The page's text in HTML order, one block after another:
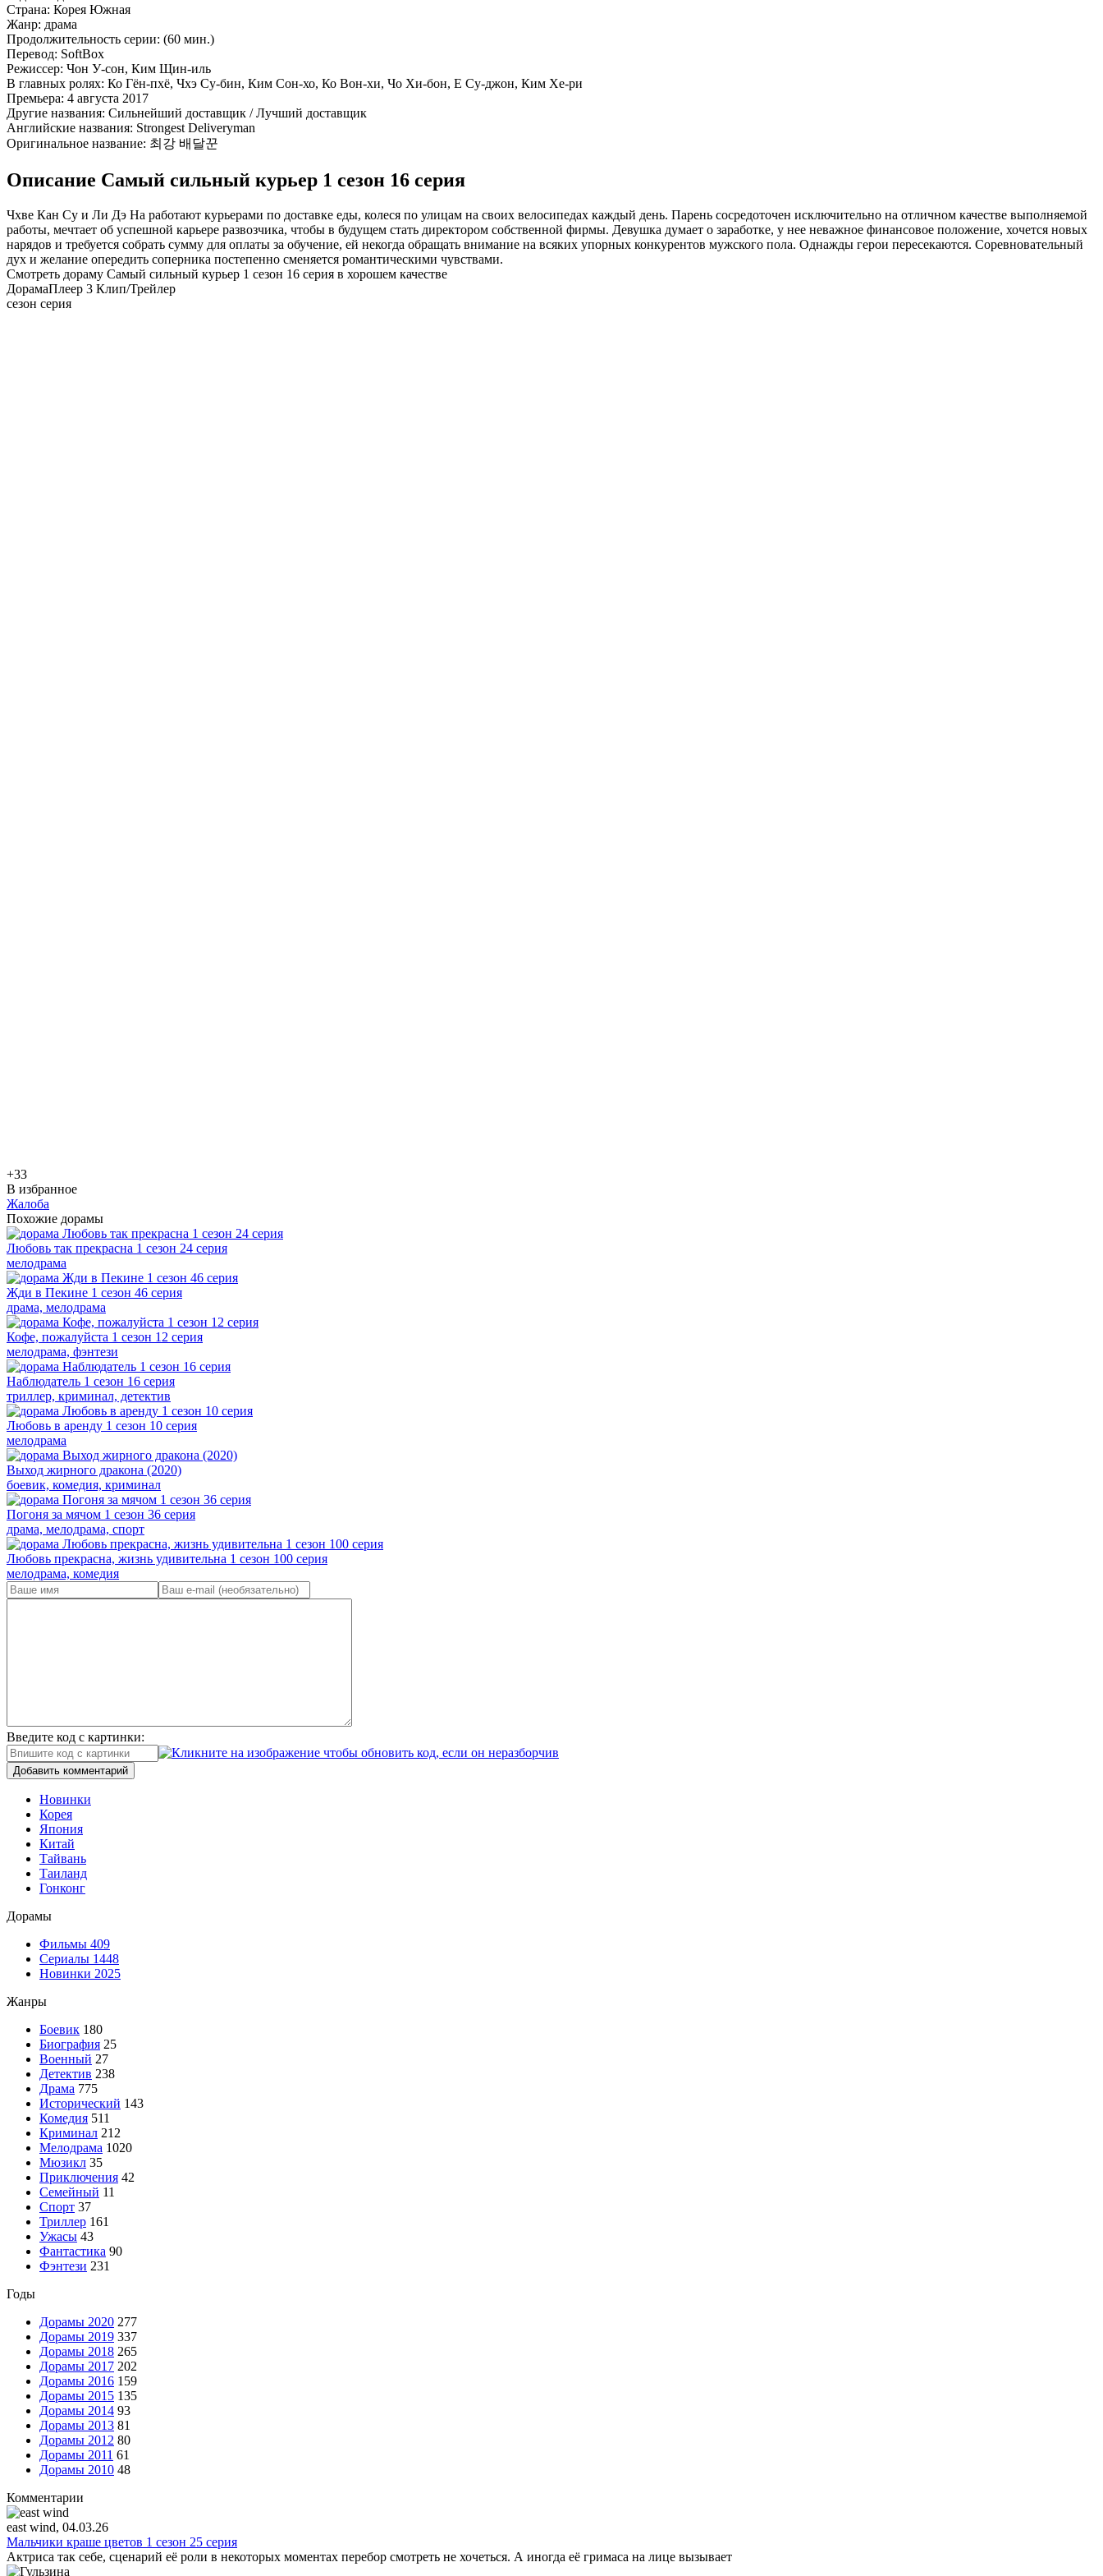
Страна: Корея Южная
Жанр: драма
Продолжительность серии: (60 мин.)
Перевод: SoftBox
Режиссер: Чон У-сон, Ким Щин-иль
В главных ролях: Ко Гён-пхё, Чхэ Су-бин, Ким Сон-хо, Ко Вон-хи, Чо Хи-бон, Е Су-джон, Ким Хе-ри
Премьера: 4 августа 2017
Другие названия: Сильнейший доставщик / Лучший доставщик
Английские названия: Strongest Deliveryman
Оригинальное название: 최강 배달꾼
Описание Самый сильный курьер 1 сезон 16 серия
Чхве Кан Су и Ли Дэ На работают курьерами по доставке еды, колеся по улицам на своих велосипедах каждый день. Парень сосредоточен исключительно на отличном качестве выполняемой
работы, мечтает об успешной карьере развозчика, чтобы в будущем стать директором собственной фирмы. Девушка думает о заработке, у нее неважное финансовое положение, хочется новых
нарядов и требуется собрать сумму для оплаты за обучение, ей некогда обращать внимание на всяких упорных конкурентов мужского пола. Однажды герои пересекаются. Соревновательный
дух и желание опередить соперника постепенно сменяется романтическими чувствами.
Смотреть дораму Самый сильный курьер 1 сезон 16 серия в хорошем качестве
ДорамаПлеер 3 Клип/Трейлер
сезон серия
+33
В избранное
Жалоба
Похожие дорамы
Любовь так прекрасна 1 сезон 24 серия
мелодрама
Жди в Пекине 1 сезон 46 серия
драма, мелодрама
Кофе, пожалуйста 1 сезон 12 серия
мелодрама, фэнтези
Наблюдатель 1 сезон 16 серия
триллер, криминал, детектив
Любовь в аренду 1 сезон 10 серия
мелодрама
Выход жирного дракона (2020)
боевик, комедия, криминал
Погоня за мячом 1 сезон 36 серия
драма, мелодрама, спорт
Любовь прекрасна, жизнь удивительна 1 сезон 100 серия
мелодрама, комедия
Введите код с картинки:
Добавить комментарий
Новинки
Корея
Япония
Китай
Тайвань
Таиланд
Гонконг
Дорамы
Фильмы 409
Сериалы 1448
Новинки 2025
Жанры
Боевик 180
Биография 25
Военный 27
Детектив 238
Драма 775
Исторический 143
Комедия 511
Криминал 212
Мелодрама 1020
Мюзикл 35
Приключения 42
Семейный 11
Спорт 37
Триллер 161
Ужасы 43
Фантастика 90
Фэнтези 231
Годы
Дорамы 2020 277
Дорамы 2019 337
Дорамы 2018 265
Дорамы 2017 202
Дорамы 2016 159
Дорамы 2015 135
Дорамы 2014 93
Дорамы 2013 81
Дорамы 2012 80
Дорамы 2011 61
Дорамы 2010 48
Комментарии
east wind, 04.03.26
Мальчики краше цветов 1 сезон 25 серия
Актриса так себе, сценарий её роли в некоторых моментах перебор смотреть не хочеться. А иногда её гримаса на лице вызывает